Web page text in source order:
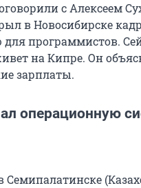
с Алексеем
в Новосибирске
программистов.
на Кипре. Он
зарплаты.
операционную
Семипалатинске